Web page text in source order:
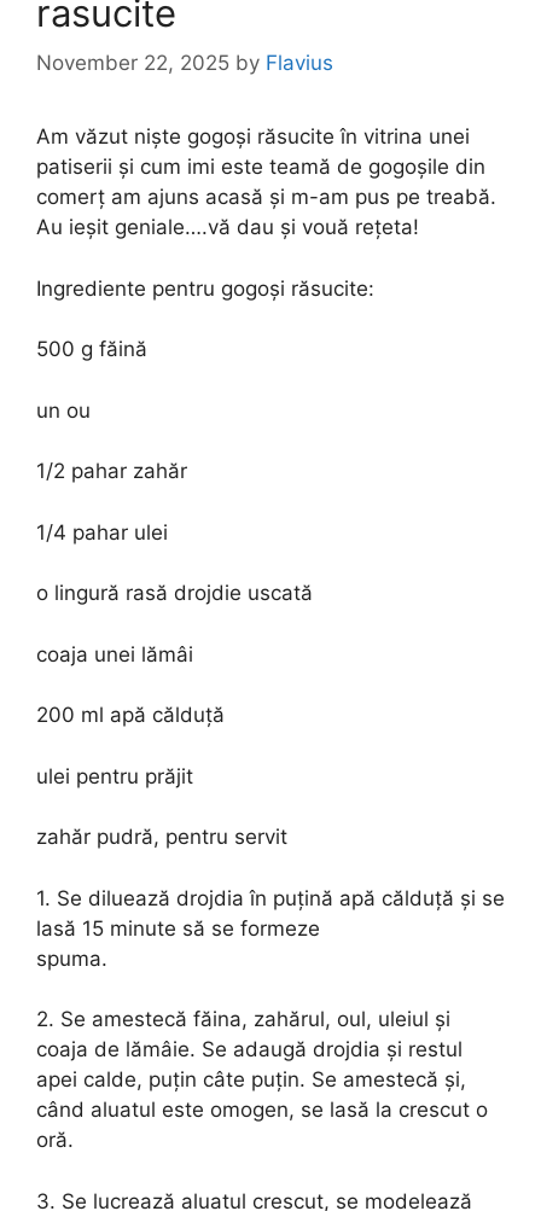
rasucite
November 22, 2025 by Flavius
Am văzut niște gogoși răsucite în vitrina unei
patiserii și cum imi este teamă de gogoșile din
comerț am ajuns acasă și m-am pus pe treabă.
Au ieșit geniale….vă dau și vouă rețeta!
Ingrediente pentru gogoși răsucite:
500 g făină
un ou
1/2 pahar zahăr
1/4 pahar ulei
o lingură rasă drojdie uscată
coaja unei lămâi
200 ml apă călduță
ulei pentru prăjit
zahăr pudră, pentru servit
1. Se diluează drojdia în puțină apă călduță și se
lasă 15 minute să se formeze
spuma.
2. Se amestecă făina, zahărul, oul, uleiul și
coaja de lămâie. Se adaugă drojdia și restul
apei calde, puțin câte puțin. Se amestecă și,
când aluatul este omogen, se lasă la crescut o
oră.
3. Se lucrează aluatul crescut, se modelează